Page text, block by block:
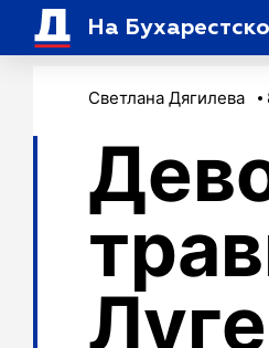
На
Светлана Дягилева